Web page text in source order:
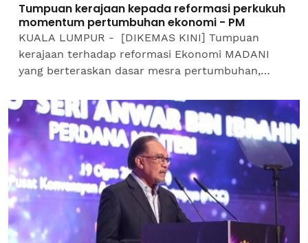
Tumpuan kerajaan kepada reformasi perkukuh
momentum pertumbuhan ekonomi - PM
KUALA LUMPUR - [DIKEMAS KINI] Tumpuan
kerajaan terhadap reformasi Ekonomi MADANI
yang berteraskan dasar mesra pertumbuhan,
fiskal yang bertanggungjawab,...